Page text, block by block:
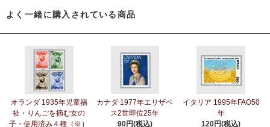
よく一緒に購入されている商品
オランダ 1935年児童福
祉・りんごを摘む女の
子・使用済み４種（※）
カナダ 1977年エリザベ
ス2世即位25年
90円(税込)
イタリア 1995年FAO50
年
120円(税込)